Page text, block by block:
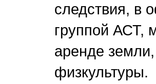
следствия, в
группой АСТ,
аренде
физкультуры.